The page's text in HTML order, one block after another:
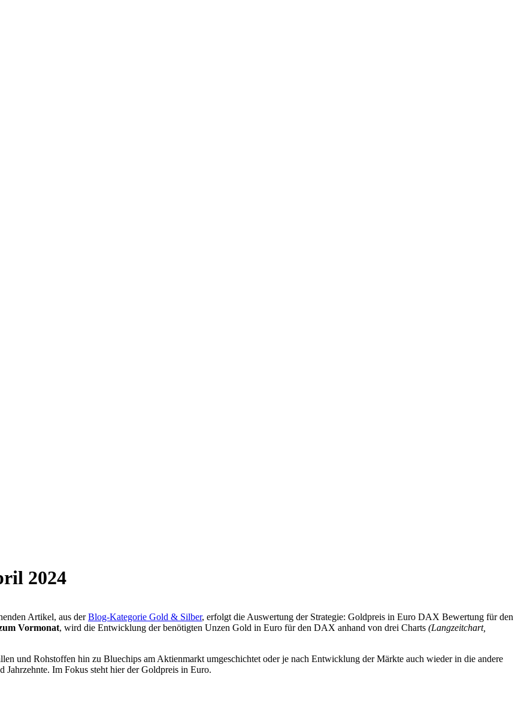
2024
Artikel, aus derBlog-Kategorie Gold & Silber, erfolgt die Auswertung der Strategie: Goldpreis in Euro DAX Bewertung für den
Vormonat, wird die Entwicklung der benötigten Unzen Gold in Euro für den DAX anhand von drei Charts (Langzeitchart,
und Rohstoffen hin zu Bluechips am Aktienmarkt umgeschichtet oder je nach Entwicklung der Märkte auch wieder in die andere
Jahrzehnte. Im Fokus steht hier der Goldpreis in Euro.